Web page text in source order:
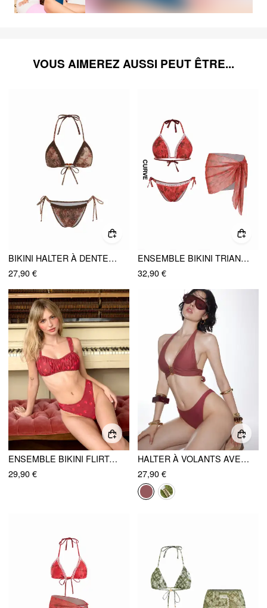
VOUS AIMEREZ AUSSI PEUT ÊTRE...
BIKINI HALTER À DENTELLE PAISLEY AVEC COQUILLAGE ET PERLES
27,90 €
ENSEMBLE BIKINI TRIANGLE HAUT EN HALTE-COU FLORAL, BAS DE TAILLE AVEC SARONG CURVE & PLUS
32,90 €
ENSEMBLE BIKINI FLIRTATIEUX AUX CERISES ET COL DE COEUR
29,90 €
HALTER À VOLANTS AVEC DÉTAILS MÉTALLIQUES, ENSEMBLE BIKINI
27,90 €